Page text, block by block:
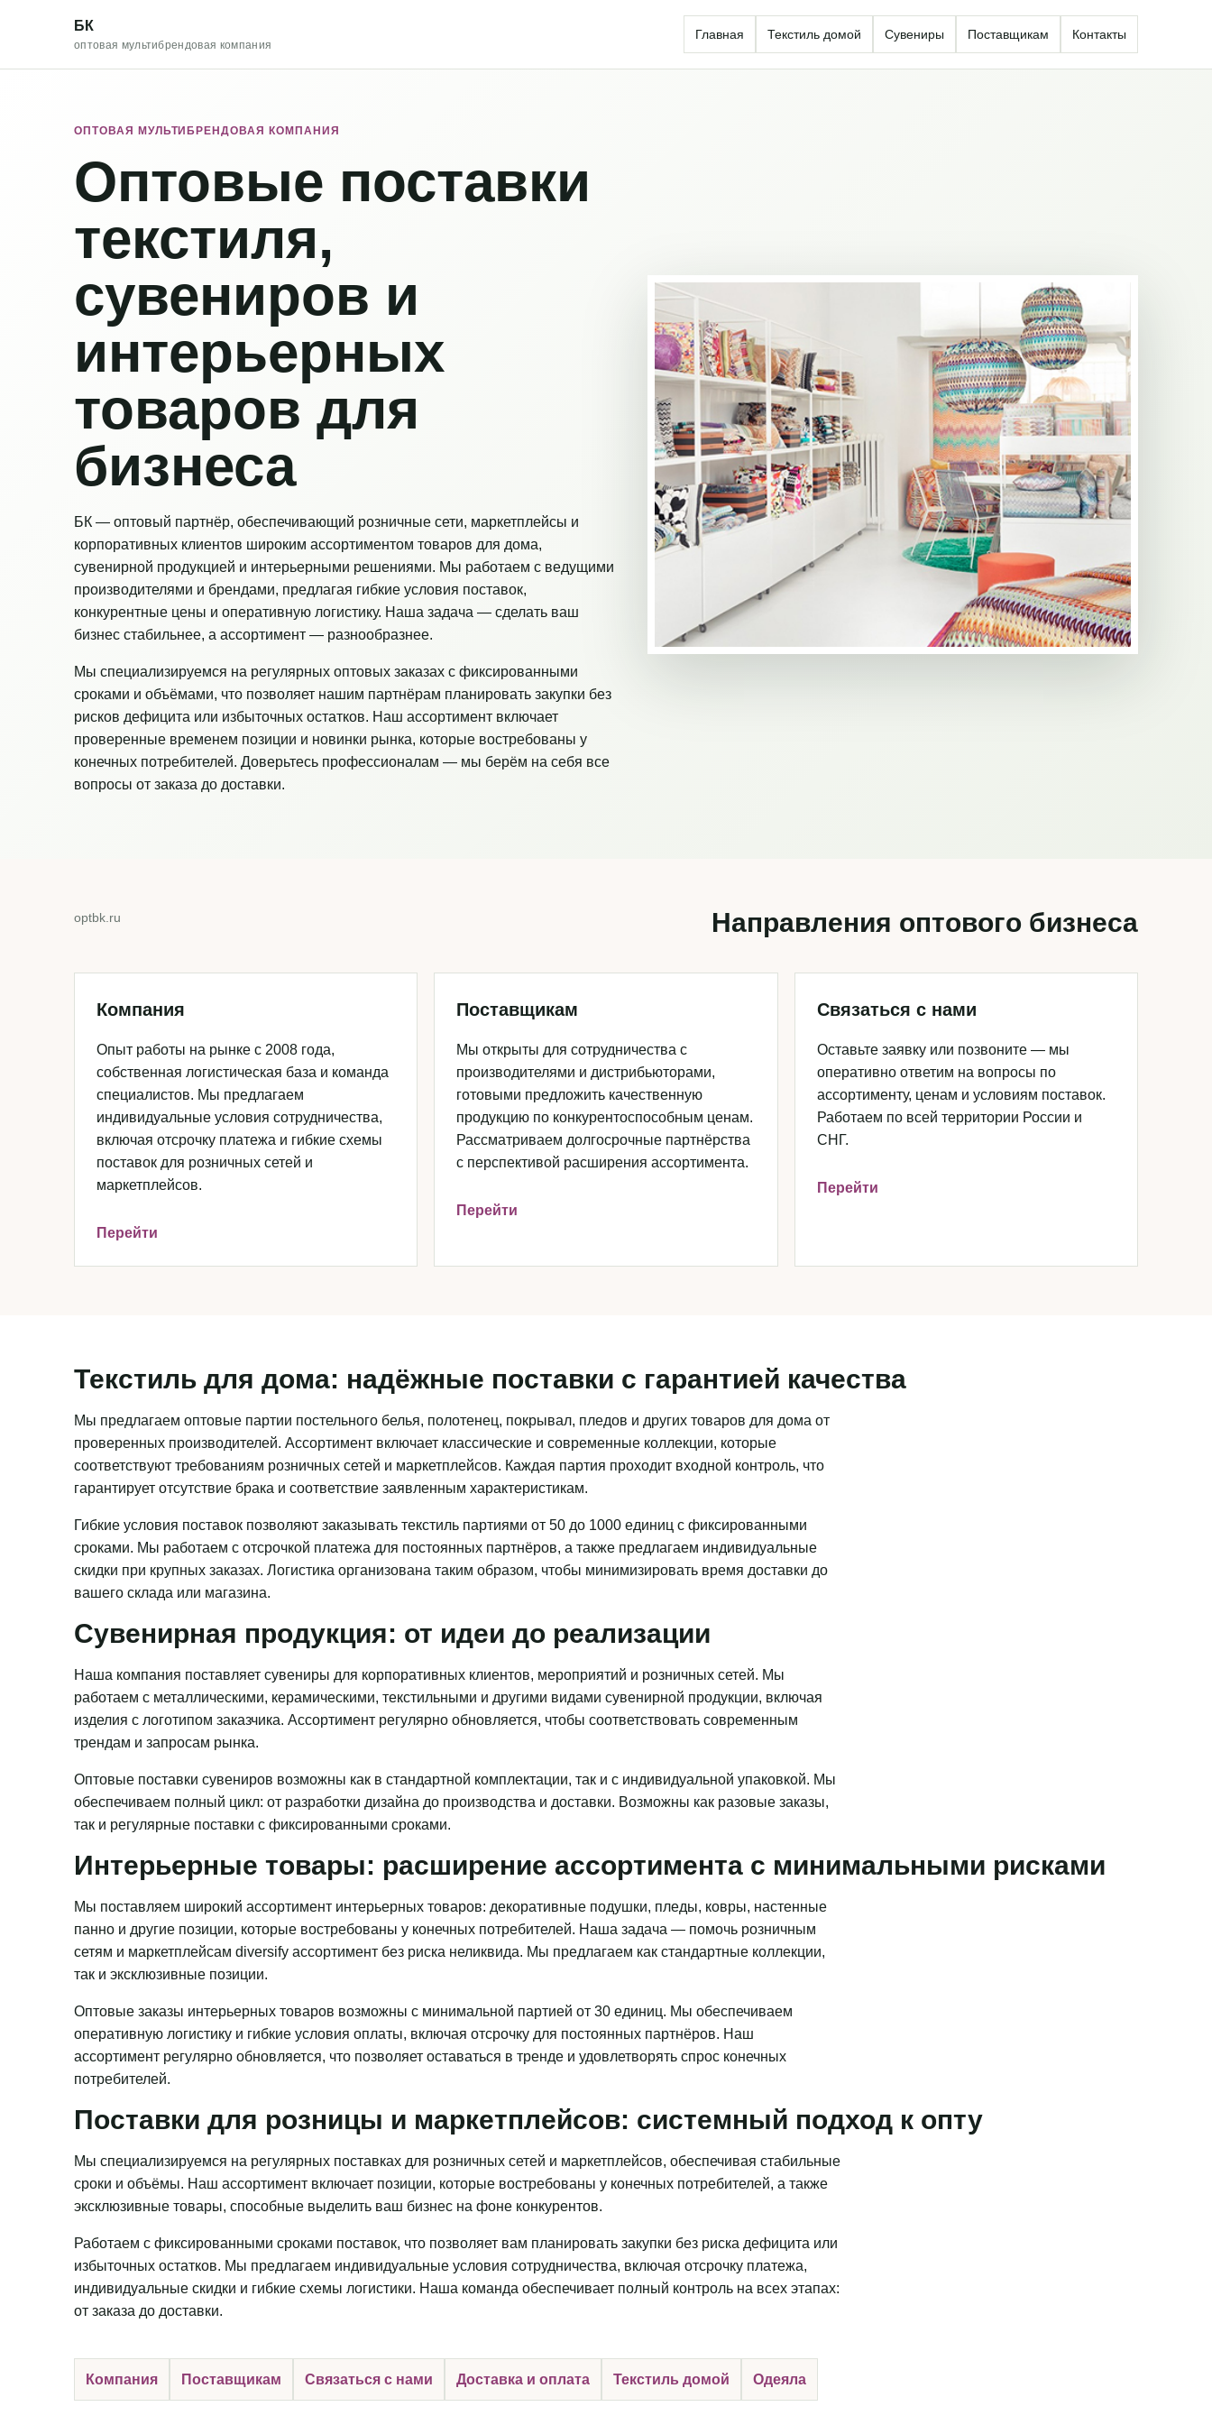
БК
оптовая мультибрендовая компания
Главная Текстиль домой Сувениры Поставщикам Контакты
ОПТОВАЯ МУЛЬТИБРЕНДОВАЯ КОМПАНИЯ
Оптовые поставки
текстиля,
сувениров и
интерьерных
товаров для
бизнеса
БК — оптовый партнёр, обеспечивающий розничные сети, маркетплейсы и
корпоративных клиентов широким ассортиментом товаров для дома,
сувенирной продукцией и интерьерными решениями. Мы работаем с ведущими
производителями и брендами, предлагая гибкие условия поставок,
конкурентные цены и оперативную логистику. Наша задача — сделать ваш
бизнес стабильнее, а ассортимент — разнообразнее.
Мы специализируемся на регулярных оптовых заказах с фиксированными
сроками и объёмами, что позволяет нашим партнёрам планировать закупки без
рисков дефицита или избыточных остатков. Наш ассортимент включает
проверенные временем позиции и новинки рынка, которые востребованы у
конечных потребителей. Доверьтесь профессионалам — мы берём на себя все
вопросы от заказа до доставки.
optbk.ru Направления оптового бизнеса
Компания
Опыт работы на рынке с 2008 года,
собственная логистическая база и команда
специалистов. Мы предлагаем
индивидуальные условия сотрудничества,
включая отсрочку платежа и гибкие схемы
поставок для розничных сетей и
маркетплейсов.
Перейти
Поставщикам
Мы открыты для сотрудничества с
производителями и дистрибьюторами,
готовыми предложить качественную
продукцию по конкурентоспособным ценам.
Рассматриваем долгосрочные партнёрства
с перспективой расширения ассортимента.
Перейти
Связаться с нами
Оставьте заявку или позвоните — мы
оперативно ответим на вопросы по
ассортименту, ценам и условиям поставок.
Работаем по всей территории России и
СНГ.
Перейти
Текстиль для дома: надёжные поставки с гарантией качества
Мы предлагаем оптовые партии постельного белья, полотенец, покрывал, пледов и других товаров для дома от
проверенных производителей. Ассортимент включает классические и современные коллекции, которые
соответствуют требованиям розничных сетей и маркетплейсов. Каждая партия проходит входной контроль, что
гарантирует отсутствие брака и соответствие заявленным характеристикам.
Гибкие условия поставок позволяют заказывать текстиль партиями от 50 до 1000 единиц с фиксированными
сроками. Мы работаем с отсрочкой платежа для постоянных партнёров, а также предлагаем индивидуальные
скидки при крупных заказах. Логистика организована таким образом, чтобы минимизировать время доставки до
вашего склада или магазина.
Сувенирная продукция: от идеи до реализации
Наша компания поставляет сувениры для корпоративных клиентов, мероприятий и розничных сетей. Мы
работаем с металлическими, керамическими, текстильными и другими видами сувенирной продукции, включая
изделия с логотипом заказчика. Ассортимент регулярно обновляется, чтобы соответствовать современным
трендам и запросам рынка.
Оптовые поставки сувениров возможны как в стандартной комплектации, так и с индивидуальной упаковкой. Мы
обеспечиваем полный цикл: от разработки дизайна до производства и доставки. Возможны как разовые заказы,
так и регулярные поставки с фиксированными сроками.
Интерьерные товары: расширение ассортимента с минимальными рисками
Мы поставляем широкий ассортимент интерьерных товаров: декоративные подушки, пледы, ковры, настенные
панно и другие позиции, которые востребованы у конечных потребителей. Наша задача — помочь розничным
сетям и маркетплейсам diversify ассортимент без риска неликвида. Мы предлагаем как стандартные коллекции,
так и эксклюзивные позиции.
Оптовые заказы интерьерных товаров возможны с минимальной партией от 30 единиц. Мы обеспечиваем
оперативную логистику и гибкие условия оплаты, включая отсрочку для постоянных партнёров. Наш
ассортимент регулярно обновляется, что позволяет оставаться в тренде и удовлетворять спрос конечных
потребителей.
Поставки для розницы и маркетплейсов: системный подход к опту
Мы специализируемся на регулярных поставках для розничных сетей и маркетплейсов, обеспечивая стабильные
сроки и объёмы. Наш ассортимент включает позиции, которые востребованы у конечных потребителей, а также
эксклюзивные товары, способные выделить ваш бизнес на фоне конкурентов.
Работаем с фиксированными сроками поставок, что позволяет вам планировать закупки без риска дефицита или
избыточных остатков. Мы предлагаем индивидуальные условия сотрудничества, включая отсрочку платежа,
индивидуальные скидки и гибкие схемы логистики. Наша команда обеспечивает полный контроль на всех этапах:
от заказа до доставки.
Компания Поставщикам Связаться с нами Доставка и оплата Текстиль домой Одеяла